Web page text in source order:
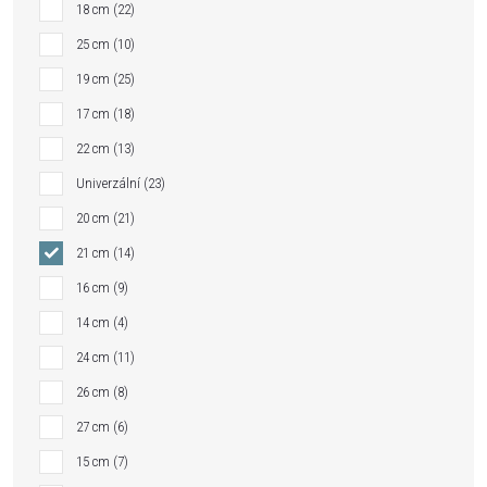
18 cm 22
25 cm 10
19 cm 25
17 cm 18
22 cm 13
Univerzální 23
20 cm 21
21 cm 14
16 cm 9
14 cm 4
24 cm 11
26 cm 8
27 cm 6
15 cm 7